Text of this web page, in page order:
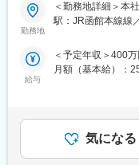
■業務内容
化により、業務効
・Excelを用いた
・自社生産管理・
・現場（製造・営
勤務地
＜勤務地詳細＞本
駅：JR函館本線線
給与
＜予定年収＞400
月額（基本給）：
気になる